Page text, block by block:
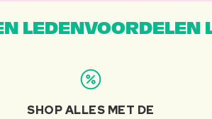
LEDENVOORDELEN
SHOP ALLES MET DE